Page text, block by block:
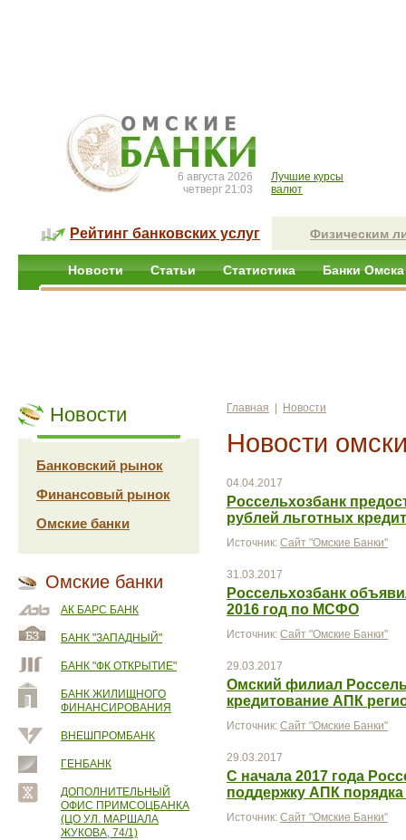
6 августа 2026
четверг 21:03
Лучшие курсы
валют
Рейтинг банковских услуг Физическим
Новости Статьи Статистика Банки Омска
Новости
Банковский рынок
Финансовый рынок
Омские банки
Омские банки
АК БАРС БАНК
БАНК "ЗАПАДНЫЙ"
БАНК "ФК ОТКРЫТИЕ"
БАНК ЖИЛИЩНОГО
ФИНАНСИРОВАНИЯ
ВНЕШПРОМБАНК
ГЕНБАНК
ДОПОЛНИТЕЛЬНЫЙ
ОФИС ПРИМСОЦБАНКА
(ЦО УЛ. МАРШАЛА
ЖУКОВА, 74/1)
Главная Новости
Новости
04.04.2017
Россельхозбанк
рублей льготных
Источник: Сайт "Омские Банки"
31.03.2017
Россельхозбанк
2016 год по МСФО
Источник: Сайт "Омские Банки"
29.03.2017
Омский филиал
кредитование АПК
Источник: Сайт "Омские Банки"
29.03.2017
С начала 2017 года
поддержку АПК
Источник: Сайт "Омские Банки"